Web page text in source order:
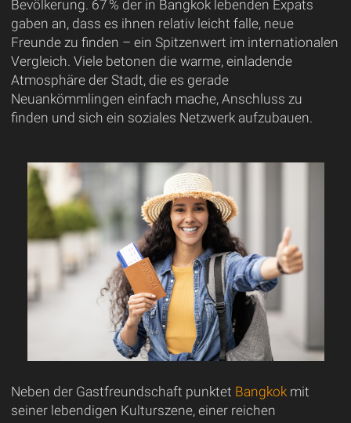
Bevölkerung. 67 % der in Bangkok lebenden Expats
gaben an, dass es ihnen relativ leicht falle, neue
Freunde zu finden – ein Spitzenwert im internationalen
Vergleich. Viele betonen die warme, einladende
Atmosphäre der Stadt, die es gerade
Neuankömmlingen einfach mache, Anschluss zu
finden und sich ein soziales Netzwerk aufzubauen.
Neben der Gastfreundschaft punktet Bangkokmit
seiner lebendigen Kulturszene, einer reichen